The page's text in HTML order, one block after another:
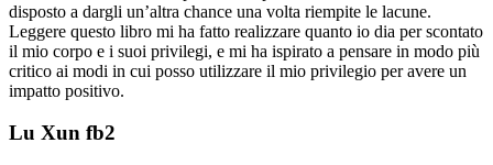
disposto a dargli un’altra chance una volta riempite le lacune.
Leggere questo libro mi ha fatto realizzare quanto io dia per scontato
il mio corpo e i suoi privilegi, e mi ha ispirato a pensare in modo più
critico ai modi in cui posso utilizzare il mio privilegio per avere un
impatto positivo.
Lu Xun fb2